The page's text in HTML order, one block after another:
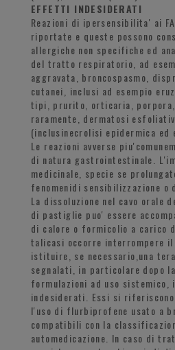
EFFETTI INDESIDERATI
Reazioni di ipersensibilita' ai
riportate e queste possono
allergiche non specifiche ed
del tratto respiratorio, ad
aggravata, broncospasmo,
cutanei, inclusi ad esempio
tipi, prurito, orticaria,
raramente, dermatosi
(inclusinecrolisi epidermica ed
Le reazioni avverse
di natura gastrointestinale.
medicinale, specie se
fenomenidi sensibilizzazione o
La dissoluzione nel cavo orale
di pastiglie puo' essere
di calore o formicolio a carico
talicasi occorre interrompere
istituire, se necessario,una
segnalati, in particolare dopo
formulazioni ad uso
indesiderati. Essi si
l'uso di flurbiprofene usato a
compatibili con la
automedicazione. In caso di